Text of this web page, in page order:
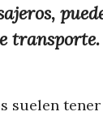
transporte.
suelen